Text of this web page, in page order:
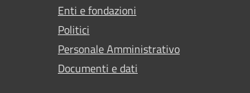
Enti e fondazioni
Politici
Personale Amministrativo
Documenti e dati